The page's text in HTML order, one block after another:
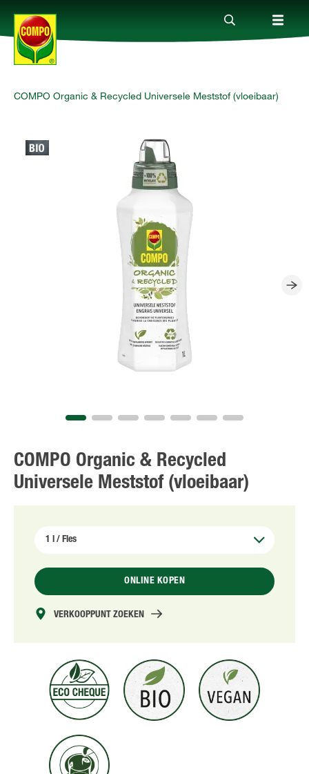
Producten
Advies
COMPO Organic & Recycled Universele Meststof (vloeibaar)
COMPO Organic & Recycled
Universele Meststof (vloeibaar)
ONLINE KOPEN
VERKOOPPUNT ZOEKEN